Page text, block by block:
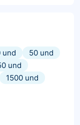
und
50 und
und
1500 und